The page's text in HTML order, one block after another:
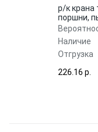
р/к крана
поршни,
Наличие
Отгрузка
226.16 p.